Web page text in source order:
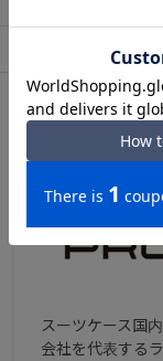
アフターサービス
ブランドにつ
スーツケース国
会社を代表する